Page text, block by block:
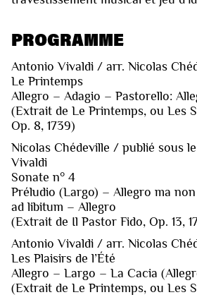
PROGRAMME
Antonio Vivaldi / arr. Nicolas
Le Printemps
Allegro – Adagio – Pastorello:
(Extrait de Le Printemps, ou Les
Op. 8, 1739)
Nicolas Chédeville / publié sous
Vivaldi
Sonate n° 4
Préludio (Largo) – Allegro ma
ad libitum – Allegro
(Extrait de Il Pastor Fido, Op. 13,
Antonio Vivaldi / arr. Nicolas
Les Plaisirs de l’Été
Allegro – Largo – La Cacia
(Extrait de Le Printemps, ou Les